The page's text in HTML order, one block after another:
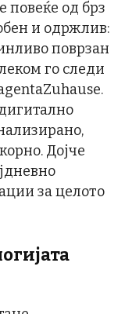
повеќе од брз
и одржлив:
поврзан
го следи
Дојче
за целото